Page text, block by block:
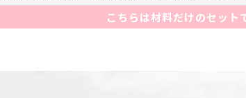
こちらは材料だけのセット